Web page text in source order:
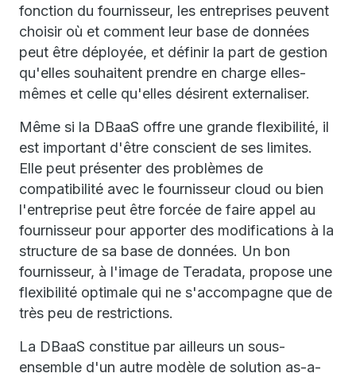
fonction du fournisseur, les entreprises peuvent
choisir où et comment leur base de données
peut être déployée, et définir la part de gestion
qu'elles souhaitent prendre en charge elles-
mêmes et celle qu'elles désirent externaliser.
Même si la DBaaS offre une grande flexibilité, il
est important d'être conscient de ses limites.
Elle peut présenter des problèmes de
compatibilité avec le fournisseur cloud ou bien
l'entreprise peut être forcée de faire appel au
fournisseur pour apporter des modifications à la
structure de sa base de données. Un bon
fournisseur, à l'image de Teradata, propose une
flexibilité optimale qui ne s'accompagne que de
très peu de restrictions.
La DBaaS constitue par ailleurs un sous-
ensemble d'un autre modèle de solution as-a-